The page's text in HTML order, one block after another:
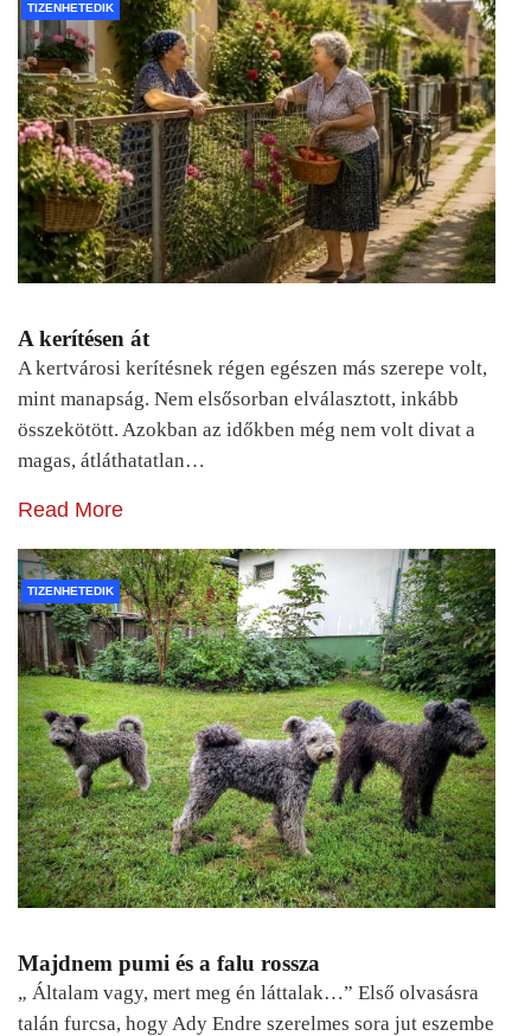
TIZENHETEDIK
A kerítésen át
A kertvárosi kerítésnek régen egészen más szerepe volt,
mint manapság. Nem elsősorban elválasztott, inkább
összekötött. Azokban az időkben még nem volt divat a
magas, átláthatatlan…
Read More
TIZENHETEDIK
Majdnem pumi és a falu rossza
„ Általam vagy, mert meg én láttalak…” Első olvasásra
talán furcsa, hogy Ady Endre szerelmes sora jut eszembe